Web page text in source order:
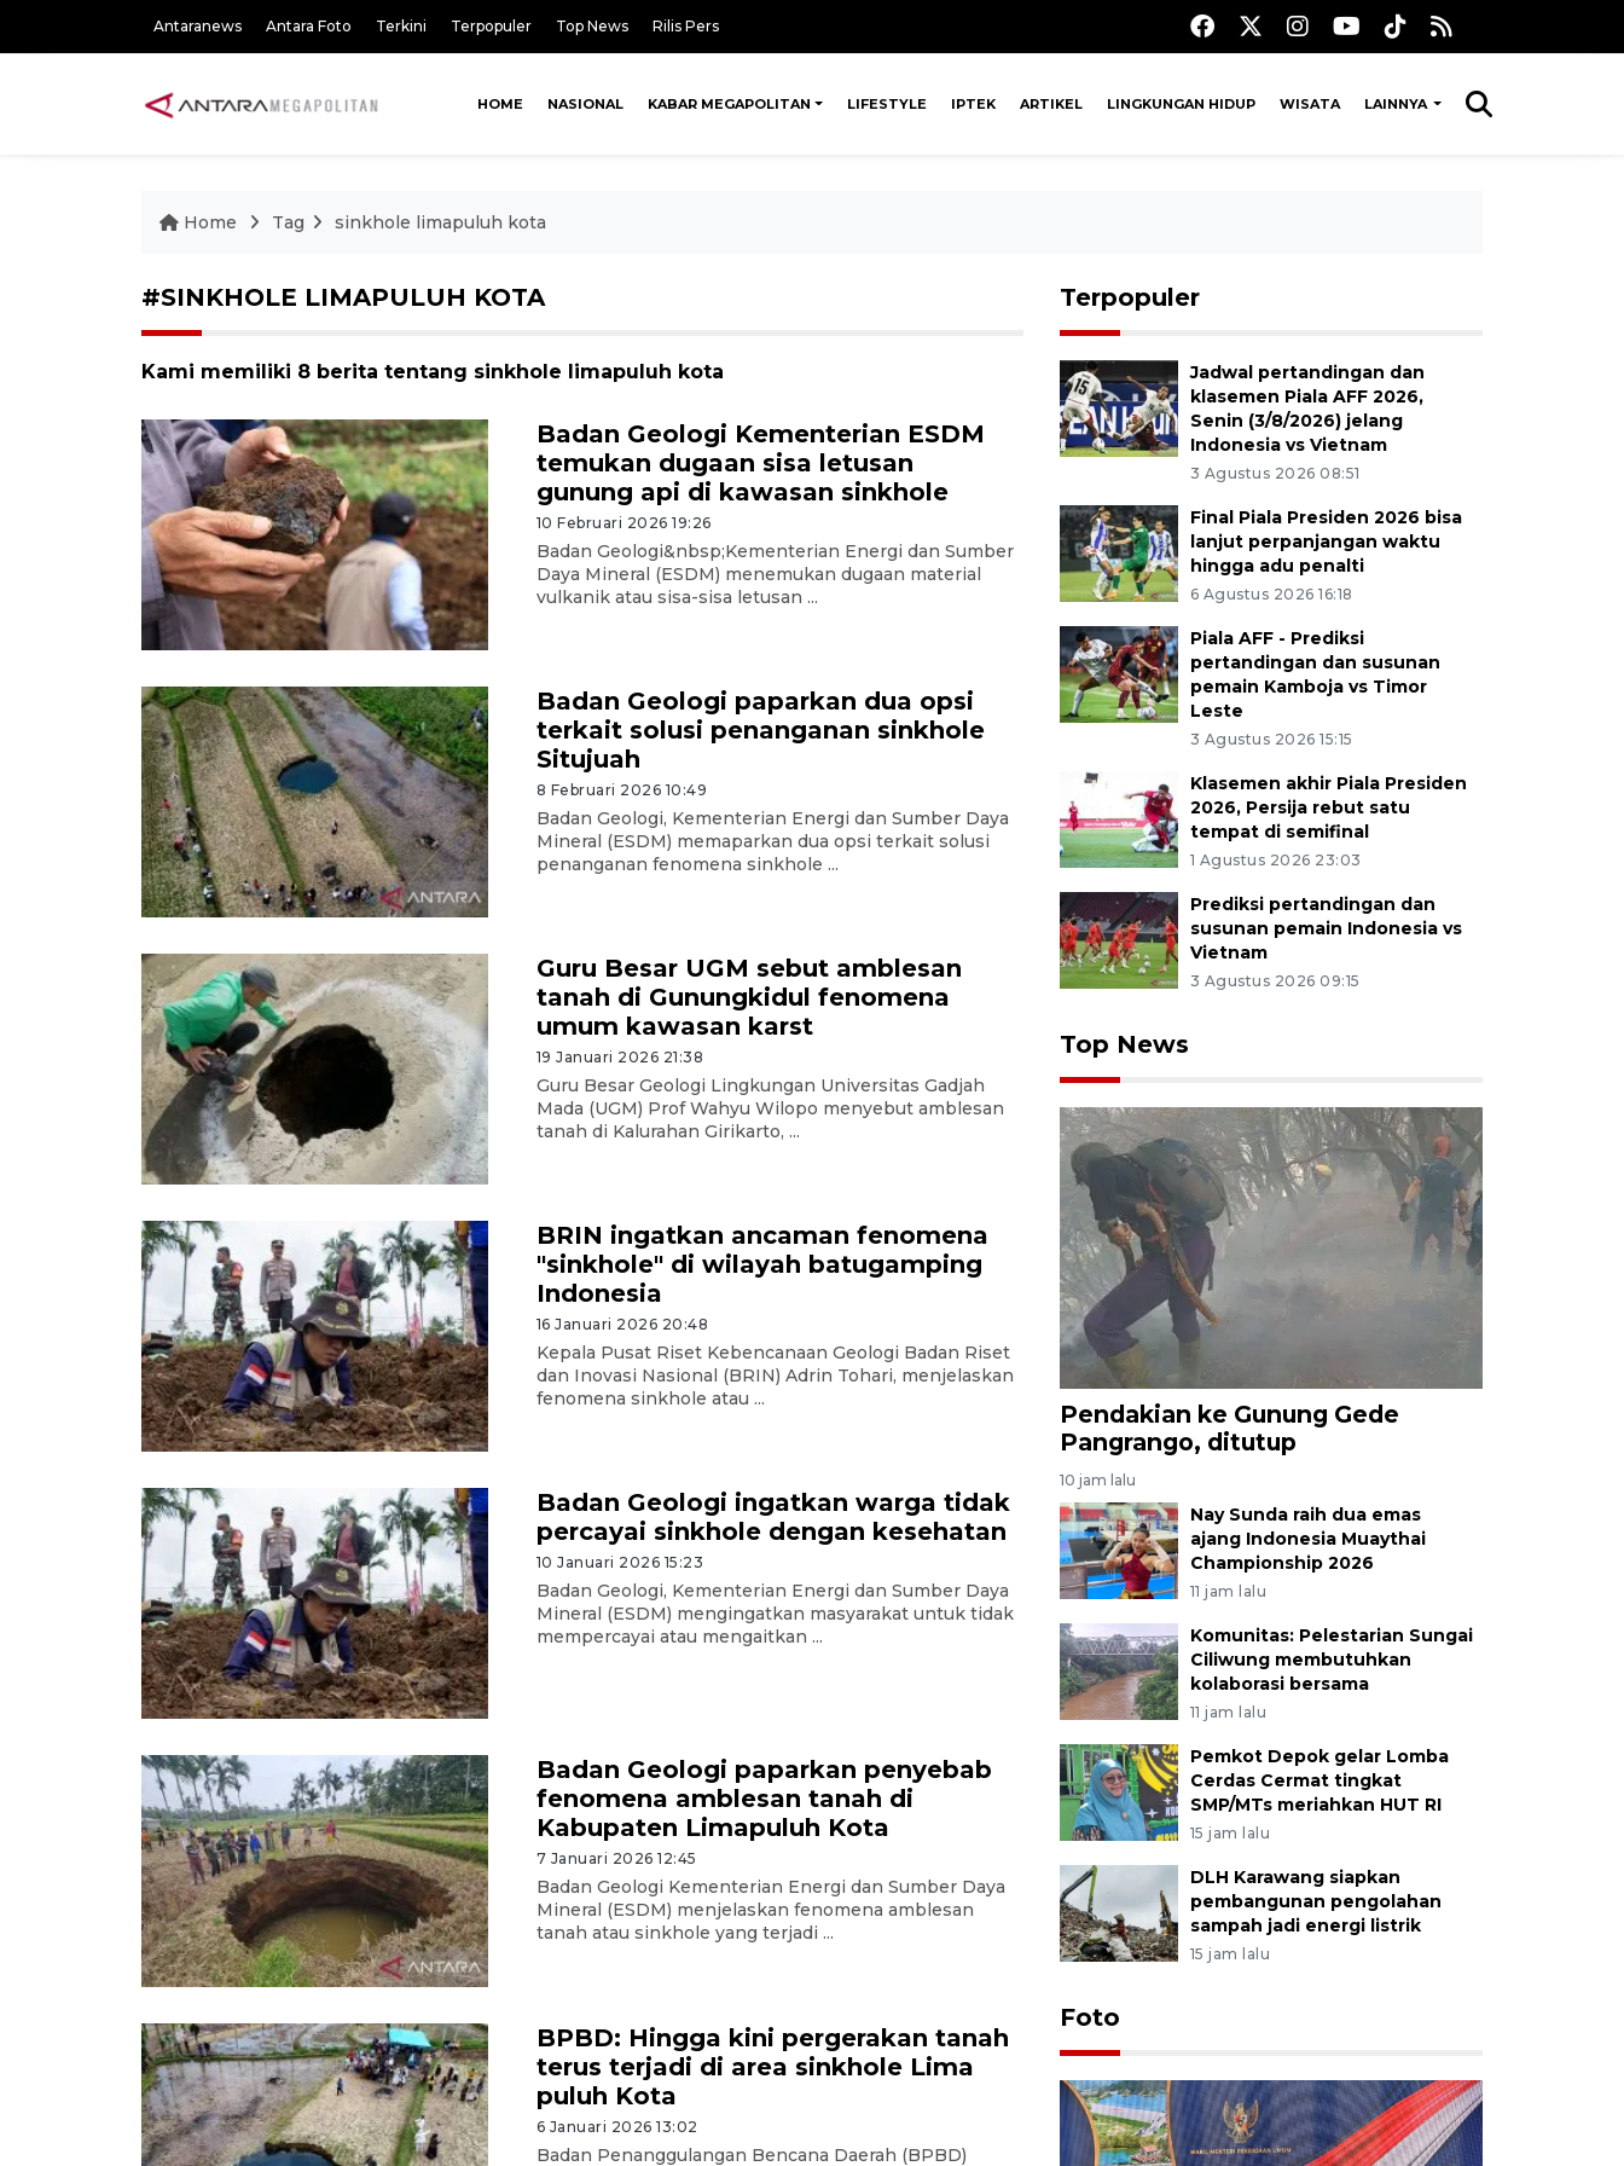
Antaranews Antara Foto Terkini Terpopuler Top News Rilis Pers
HOME NASIONAL KABAR MEGAPOLITAN LIFESTYLE IPTEK ARTIKEL LINGKUNGAN HIDUP WISATA LAINNYA
Home Tag sinkhole limapuluh kota
#SINKHOLE LIMAPULUH KOTA
Kami memiliki 8 berita tentang sinkhole limapuluh kota
Badan Geologi Kementerian ESDM
temukan dugaan sisa letusan
gunung api di kawasan sinkhole
10 Februari 2026 19:26
Badan Geologi&nbsp;Kementerian Energi dan Sumber
Daya Mineral (ESDM) menemukan dugaan material
vulkanik atau sisa-sisa letusan ...
Badan Geologi paparkan dua opsi
terkait solusi penanganan sinkhole
Situjuah
8 Februari 2026 10:49
Badan Geologi, Kementerian Energi dan Sumber Daya
Mineral (ESDM) memaparkan dua opsi terkait solusi
penanganan fenomena sinkhole ...
Guru Besar UGM sebut amblesan
tanah di Gunungkidul fenomena
umum kawasan karst
19 Januari 2026 21:38
Guru Besar Geologi Lingkungan Universitas Gadjah
Mada (UGM) Prof Wahyu Wilopo menyebut amblesan
tanah di Kalurahan Girikarto, ...
BRIN ingatkan ancaman fenomena
"sinkhole" di wilayah batugamping
Indonesia
16 Januari 2026 20:48
Kepala Pusat Riset Kebencanaan Geologi Badan Riset
dan Inovasi Nasional (BRIN) Adrin Tohari, menjelaskan
fenomena sinkhole atau ...
Badan Geologi ingatkan warga tidak
percayai sinkhole dengan kesehatan
10 Januari 2026 15:23
Badan Geologi, Kementerian Energi dan Sumber Daya
Mineral (ESDM) mengingatkan masyarakat untuk tidak
mempercayai atau mengaitkan ...
Badan Geologi paparkan penyebab
fenomena amblesan tanah di
Kabupaten Limapuluh Kota
7 Januari 2026 12:45
Badan Geologi Kementerian Energi dan Sumber Daya
Mineral (ESDM) menjelaskan fenomena amblesan
tanah atau sinkhole yang terjadi ...
BPBD: Hingga kini pergerakan tanah
terus terjadi di area sinkhole Lima
puluh Kota
6 Januari 2026 13:02
Badan Penanggulangan Bencana Daerah (BPBD)
Terpopuler
Jadwal pertandingan dan
klasemen Piala AFF 2026,
Senin (3/8/2026) jelang
Indonesia vs Vietnam
3 Agustus 2026 08:51
Final Piala Presiden 2026 bisa
lanjut perpanjangan waktu
hingga adu penalti
6 Agustus 2026 16:18
Piala AFF - Prediksi
pertandingan dan susunan
pemain Kamboja vs Timor
Leste
3 Agustus 2026 15:15
Klasemen akhir Piala Presiden
2026, Persija rebut satu
tempat di semifinal
1 Agustus 2026 23:03
Prediksi pertandingan dan
susunan pemain Indonesia vs
Vietnam
3 Agustus 2026 09:15
Top News
Pendakian ke Gunung Gede
Pangrango, ditutup
10 jam lalu
Nay Sunda raih dua emas
ajang Indonesia Muaythai
Championship 2026
11 jam lalu
Komunitas: Pelestarian Sungai
Ciliwung membutuhkan
kolaborasi bersama
11 jam lalu
Pemkot Depok gelar Lomba
Cerdas Cermat tingkat
SMP/MTs meriahkan HUT RI
15 jam lalu
DLH Karawang siapkan
pembangunan pengolahan
sampah jadi energi listrik
15 jam lalu
Foto